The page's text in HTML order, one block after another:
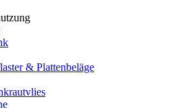
& Plattenbeläge